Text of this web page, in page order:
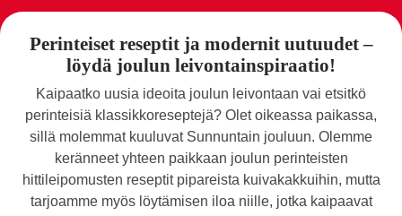
Perinteiset reseptit ja modernit uutuudet –
löydä joulun leivontainspiraatio!
Kaipaatko uusia ideoita joulun leivontaan vai etsitkö
perinteisiä klassikkoreseptejä? Olet oikeassa paikassa,
sillä molemmat kuuluvat Sunnuntain jouluun. Olemme
keränneet yhteen paikkaan joulun perinteisten
hittileipomusten reseptit pipareista kuivakakkuihin, mutta
tarjoamme myös löytämisen iloa niille, jotka kaipaavat